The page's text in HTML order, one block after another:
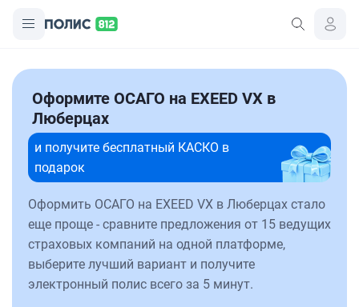
Оформите ОСАГО на EXEED VX в
Люберцах
и получите бесплатный КАСКО в
подарок
Оформить ОСАГО на EXEED VX в Люберцах стало
еще проще - сравните предложения от 15 ведущих
страховых компаний на одной платформе,
выберите лучший вариант и получите
электронный полис всего за 5 минут.